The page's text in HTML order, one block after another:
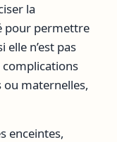
la
pour permettre
n’est pas
maternelles,
enceintes,